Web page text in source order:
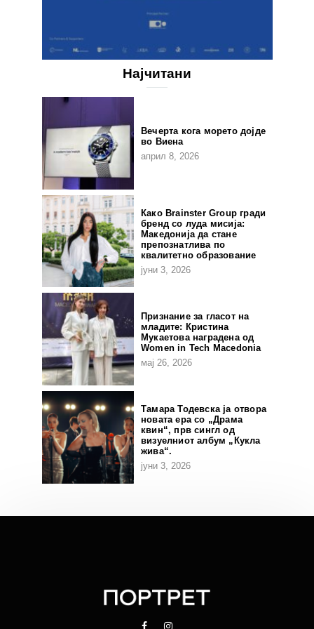
Најчитани
Вечерта кога морето дојде
во Виена
април 8, 2026
Како Brainster Group гради
бренд со луда мисија:
Македонија да стане
препознатлива по
квалитетно образование
јуни 3, 2026
Признание за гласот на
младите: Кристина
Мукаетова наградена од
Women in Tech Macedonia
мај 26, 2026
Тамара Тодевска ја отвора
новата ера со „Драма
квин“, прв сингл од
визуелниот албум „Кукла
жива“.
јуни 3, 2026